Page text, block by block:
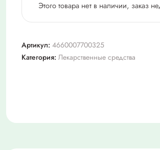
Этого товара нет в наличии, заказ
Артикул: 4660007700325
Категория: Лекарственные средства